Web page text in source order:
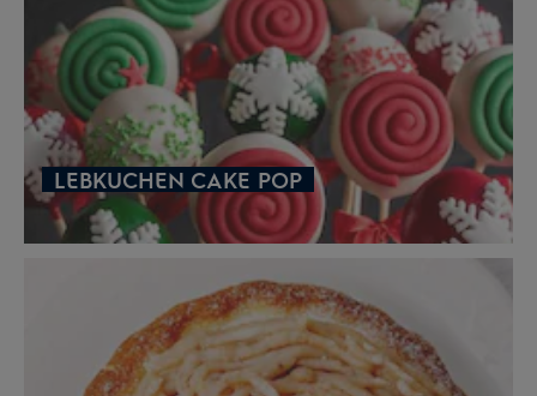
LEBKUCHEN CAKE POP